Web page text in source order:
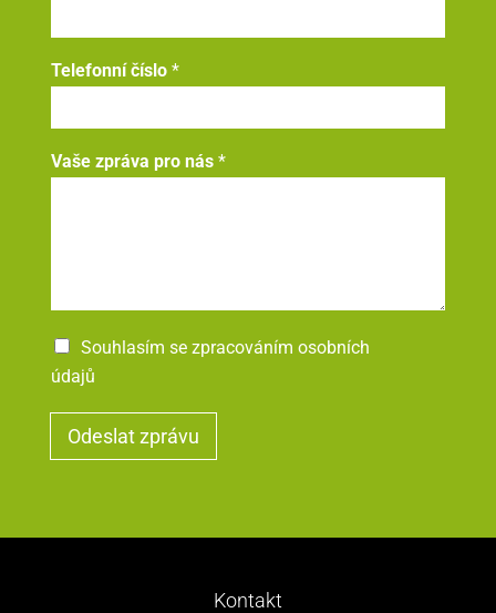
Telefonní číslo *
Vaše zpráva pro nás *
Souhlasím se zpracováním osobních
údajů
Odeslat zprávu
Kontakt